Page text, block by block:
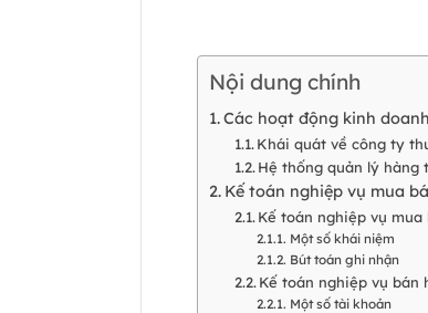
Nội dung chính
Các hoạt động kinh
Khái quát về công ty
Hệ thống quản lý hàng
Kế toán nghiệp vụ mua
Kế toán nghiệp vụ mua
Một số khái niệm
Bút toán ghi nhận
Kế toán nghiệp vụ bán
Một số tài khoản